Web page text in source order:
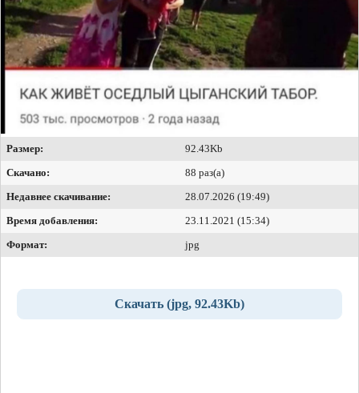
Размер:
92.43Kb
Скачано:
88 раз(а)
Недавнее скачивание:
28.07.2026 (19:49)
Время добавления:
23.11.2021 (15:34)
Формат:
jpg
Скачать (jpg, 92.43Kb)